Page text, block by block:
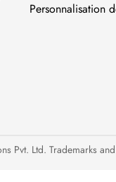
Personnalisation
Pvt. Ltd. Trademarks